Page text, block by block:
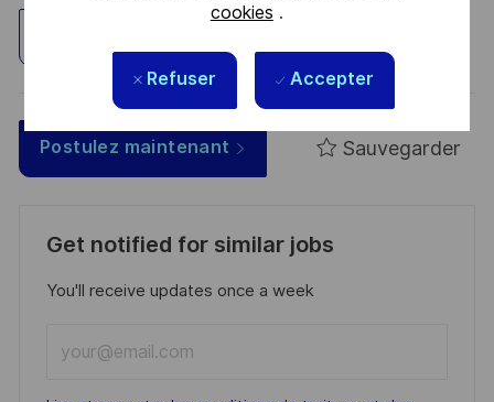
cookies .
Refuser Accepter
Postulez maintenant Sauvegarder
Get notified for similar jobs
You'll receive updates once a week
Email
address